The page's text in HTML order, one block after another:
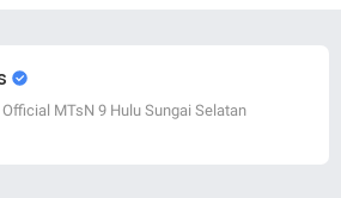
MTsN 9 Hulu Sungai Selatan